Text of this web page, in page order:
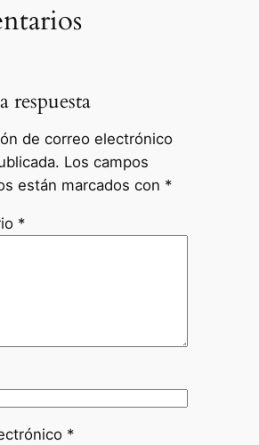
respuesta
de correo electrónico
Los campos
están marcados con *
*
*